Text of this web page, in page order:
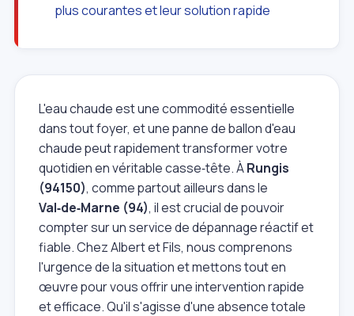
plus courantes et leur solution rapide
L'eau chaude est une commodité essentielle
dans tout foyer, et une panne de ballon d'eau
chaude peut rapidement transformer votre
quotidien en véritable casse‑tête. ÀRungis
(94150), comme partout ailleurs dans le
Val‑de‑Marne (94), il est crucial de pouvoir
compter sur un service de dépannage réactif et
fiable. Chez Albert et Fils, nous comprenons
l'urgence de la situation et mettons tout en
œuvre pour vous offrir une intervention rapide
et efficace. Qu'il s'agisse d'une absence totale